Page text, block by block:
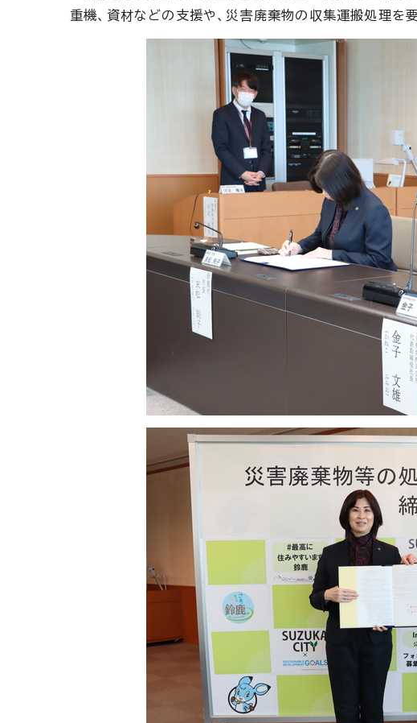
重機、資材などの支援や、災害廃棄物の収集運搬処理を